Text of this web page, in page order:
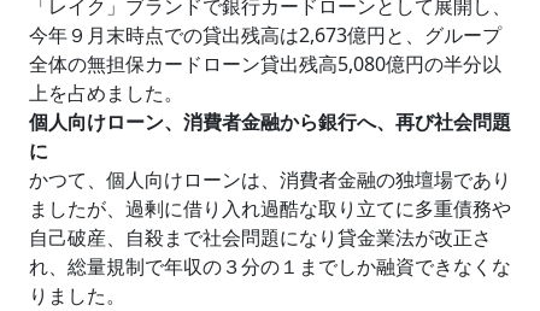
「レイク」ブランドで銀行カードローンとして展開し、
今年９月末時点での貸出残高は2,673億円と、グループ
全体の無担保カードローン貸出残高5,080億円の半分以
上を占めました。
個人向けローン、消費者金融から銀行へ、再び社会問題
に
かつて、個人向けローンは、消費者金融の独壇場であり
ましたが、過剰に借り入れ過酷な取り立てに多重債務や
自己破産、自殺まで社会問題になり貸金業法が改正さ
れ、総量規制で年収の３分の１までしか融資できなくな
りました。